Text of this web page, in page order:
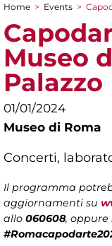
You are here
Home > Events >
Museo
01/01/2024
Museo di Roma
Concerti,
Il programma
aggiornamenti su
allo 060608, oppure